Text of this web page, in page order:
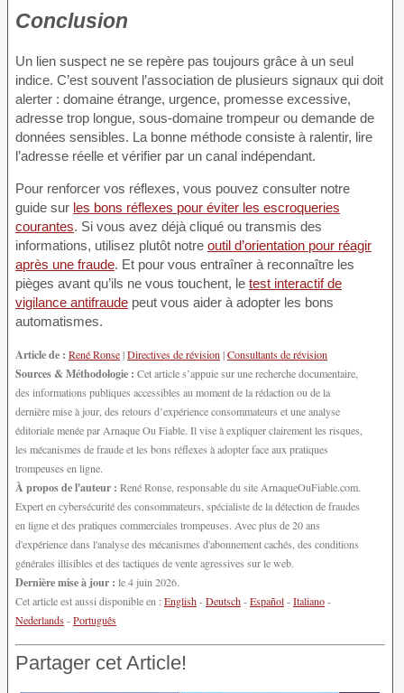
Conclusion
Un lien suspect ne se repère pas toujours grâce à un seul
indice. C’est souvent l’association de plusieurs signaux qui doit
alerter : domaine étrange, urgence, promesse excessive,
adresse trop longue, sous-domaine trompeur ou demande de
données sensibles. La bonne méthode consiste à ralentir, lire
l’adresse réelle et vérifier par un canal indépendant.
Pour renforcer vos réflexes, vous pouvez consulter notre
guide sur les bons réflexes pour éviter les escroqueries
courantes. Si vous avez déjà cliqué ou transmis des
informations, utilisez plutôt notre outil d’orientation pour réagir
après une fraude. Et pour vous entraîner à reconnaître les
pièges avant qu’ils ne vous touchent, le test interactif de
vigilance antifraude peut vous aider à adopter les bons
automatismes.
Article de : René Ronse|Directives de révision|Consultants de révision
Sources & Méthodologie : Cet article s’appuie sur une recherche documentaire,
des informations publiques accessibles au moment de la rédaction ou de la
dernière mise à jour, des retours d’expérience consommateurs et une analyse
éditoriale menée par Arnaque Ou Fiable. Il vise à expliquer clairement les risques,
les mécanismes de fraude et les bons réflexes à adopter face aux pratiques
trompeuses en ligne.
À propos de l'auteur : René Ronse, responsable du site ArnaqueOuFiable.com.
Expert en cybersécurité des consommateurs, spécialiste de la détection de fraudes
en ligne et des pratiques commerciales trompeuses. Avec plus de 20 ans
d'expérience dans l'analyse des mécanismes d'abonnement cachés, des conditions
générales illisibles et des tactiques de vente agressives sur le web.
Dernière mise à jour : le 4 juin 2026.
Cet article est aussi disponible en :English-Deutsch-Español-Italiano-
Nederlands-Português
Partager cet Article!